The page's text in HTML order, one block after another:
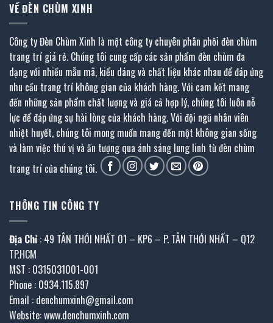
VỀ ĐÈN CHÙM XINH
Công ty Đèn Chùm Xinh là một công ty chuyên phân phối đèn chùm
trang trí giá rẻ. Chúng tôi cung cấp các sản phẩm đèn chùm đa
dạng với nhiều mẫu mã, kiểu dáng và chất liệu khác nhau để đáp ứng
nhu cầu trang trí không gian của khách hàng. Với cam kết mang
đến những sản phẩm chất lượng và giá cả hợp lý, chúng tôi luôn nỗ
lực để đáp ứng sự hài lòng của khách hàng. Với đội ngũ nhân viên
nhiệt huyết, chúng tôi mong muốn mang đến một không gian sống
và làm việc thú vị và ấn tượng qua ánh sáng lung linh từ đèn chùm
trang trí của chúng tôi.
THÔNG TIN CÔNG TY
Địa Chỉ : 49 TÂN THỚI NHẤT 01 – KP6 – P. TÂN THỚI NHẤT – Q12
TP.HCM
MST : 0315031001-001
Phone : 0934.115.897
Email : denchumxinh@gmail.com
Website: www.denchumxinh.com